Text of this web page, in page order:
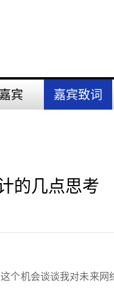
宾 嘉宾致词
的几点思考
个机会谈谈我对未来